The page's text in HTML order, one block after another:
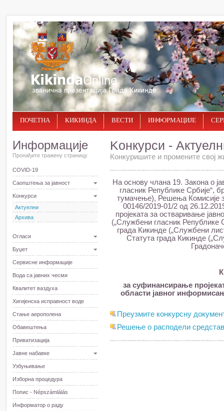
ПОЧЕТНА КИКИНДА ВЕСТИ ИНФОРМАЦИЈЕ
Информације
Пронађите тражену страницу
COVID-19
Саопштења за јавност
Kонкурси
Актуелни
Архива
Огласи
Буџет
Сервисне информације
Вода са јавних чесми
Квалитет ваздуха
Хигијенска исправност воде
Стање аерополена
Обавештења
Приватизација
Јавне набавке
Узбуњивање
Изборна процедура
Попис - Népszámlálás
Информатор о раду
Kонкурси -
Конкуришите и промените свој
На основу члана 19. Закона о
гласник Републике Србије“,
тумачење), Решења Комисије
00146/2019-01/2 од
пројеката за остваривање
(„Службени гласник Републике
града Кикинде („Службени
Статута града Кикинде
за суфинансирање
области јавног
Преузмите конкурсну
Решење о расподели